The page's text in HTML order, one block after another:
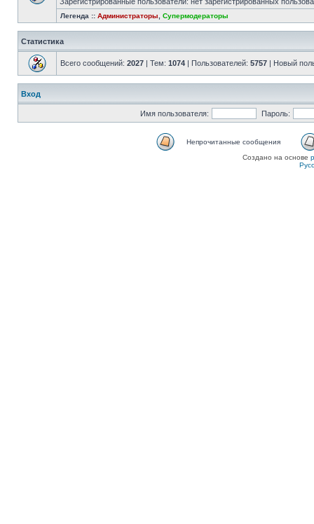
Легенда :: Администраторы Супермодераторы
Статистика
Всего сообщений: 2027 | Тем: 1074 | Пользователей: 5757 | Новый
Вход
Имя пользователя: Пароль:
Непрочитанные сообщения
Создано на основе